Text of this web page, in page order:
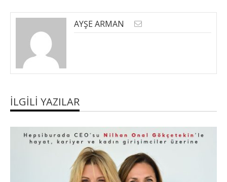
AYŞE ARMAN
İLGILI YAZILAR